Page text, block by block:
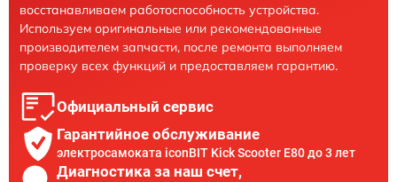
восстанавливаем работоспособность устройства.
Используем оригинальные или рекомендованные
производителем запчасти, после ремонта выполняем
проверку всех функций и предоставляем гарантию.
Официальный сервис
Гарантийное обслуживание
электросамоката iconBIT Kick Scooter E80 до 3 лет
Диагностика за наш счет,